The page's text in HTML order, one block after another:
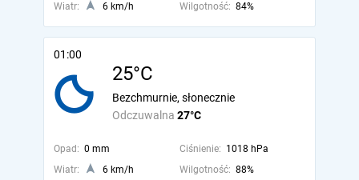
Wiatr:
6 km/h Wilgotność: 84%
01:00
25°C
Odczuwalna 27°C
Bezchmurnie, słonecznie
Opad: 0 mm Ciśnienie: 1018 hPa
Wiatr:
6 km/h Wilgotność: 88%